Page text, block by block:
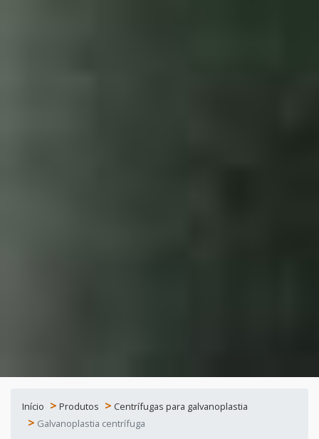
Início Produtos
Centrífugas para galvanoplastia
Galvanoplastia centrífuga